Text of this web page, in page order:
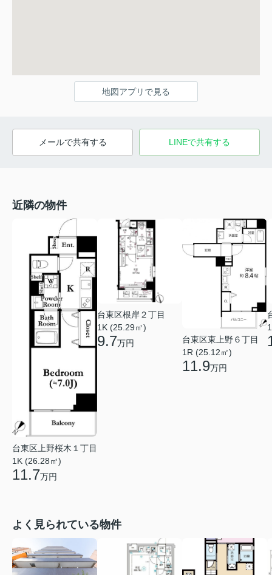
地図アプリで見る
メールで共有する LINEで共有する
近隣の物件
台東区上野桜木１丁目
1K (26.28㎡)
11.7万円
台東区根岸２丁目
1K (25.29㎡)
9.7万円
台東区東上野６丁目
1R (25.12㎡)
11.9万円
よく見られている物件